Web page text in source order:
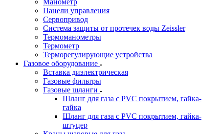
Манометр
Панели управления
Сервопривод
Система защиты от протечек воды Zeissler
Термоманометры
Термометр
Терморегулирующие устройства
Газовое оборудование
Вставка диэлектрическая
Газовые фильтры
Газовые шланги
Шланг для газа с PVC покрытием, гайка-
гайка
Шланг для газа с PVC покрытием, гайка-
штуцер